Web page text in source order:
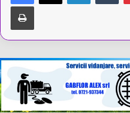
Tipărește